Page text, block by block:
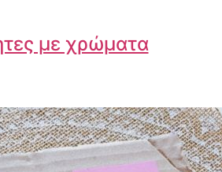
με χρώματα